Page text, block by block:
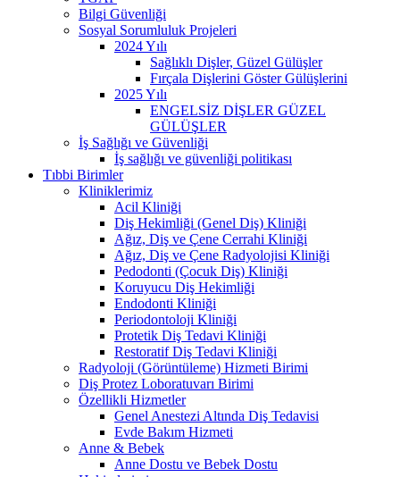
Bilgi Güvenliği
Sosyal Sorumluluk Projeleri
2024 Yılı
Sağlıklı Dişler, Güzel Gülüşler
Fırçala Dişlerini Göster Gülüşlerini
2025 Yılı
ENGELSİZ DİŞLER GÜZEL
GÜLÜŞLER
İş Sağlığı ve Güvenliği
İş sağlığı ve güvenliği politikası
Tıbbi Birimler
Kliniklerimiz
Acil Kliniği
Diş Hekimliği (Genel Diş) Kliniği
Ağız, Diş ve Çene Cerrahi Kliniği
Ağız, Diş ve Çene Radyolojisi Kliniği
Pedodonti (Çocuk Diş) Kliniği
Koruyucu Diş Hekimliği
Endodonti Kliniği
Periodontoloji Kliniği
Protetik Diş Tedavi Kliniği
Restoratif Diş Tedavi Kliniği
Radyoloji (Görüntüleme) Hizmeti Birimi
Diş Protez Loboratuvarı Birimi
Özellikli Hizmetler
Genel Anestezi Altında Diş Tedavisi
Evde Bakım Hizmeti
Anne & Bebek
Anne Dostu ve Bebek Dostu